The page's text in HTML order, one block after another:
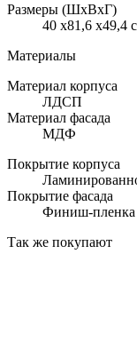
Размеры (ШхВхГ)
40 x81,6 x49,4
Материалы
Материал корпуса
ЛДСП
Материал фасада
МДФ
Покрытие корпуса
Покрытие фасада
Финиш-пленка
Так же покупают